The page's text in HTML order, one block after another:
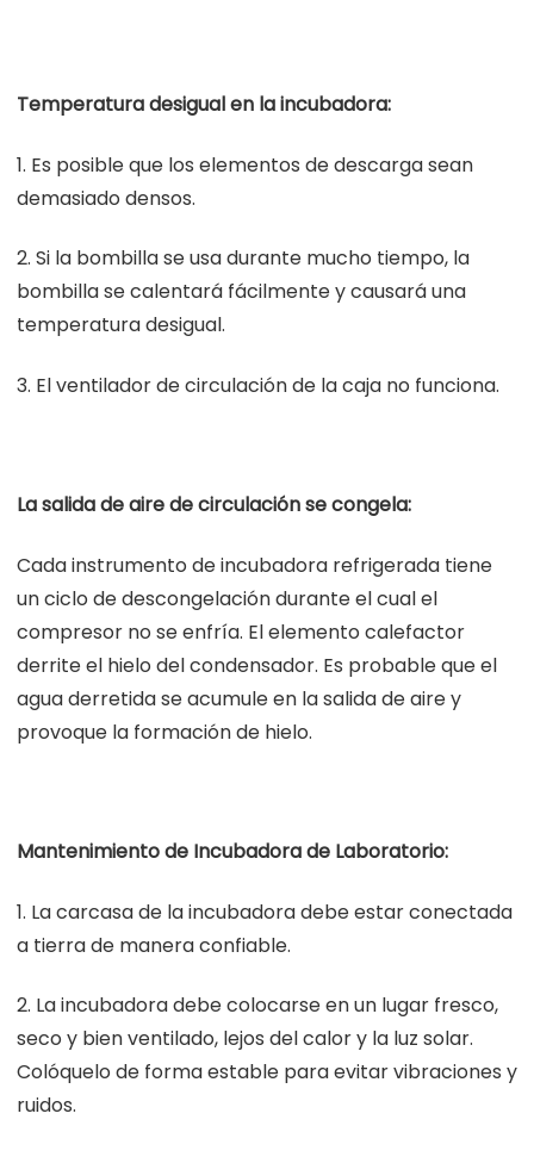
Temperatura desigual en la incubadora:
1. Es posible que los elementos de descarga sean
demasiado densos.
2. Si la bombilla se usa durante mucho tiempo, la
bombilla se calentará fácilmente y causará una
temperatura desigual.
3. El ventilador de circulación de la caja no funciona.
La salida de aire de circulación se congela:
Cada instrumento de incubadora refrigerada tiene
un ciclo de descongelación durante el cual el
compresor no se enfría. El elemento calefactor
derrite el hielo del condensador. Es probable que el
agua derretida se acumule en la salida de aire y
provoque la formación de hielo.
Mantenimiento de Incubadora de Laboratorio:
1. La carcasa de la incubadora debe estar conectada
a tierra de manera confiable.
2. La incubadora debe colocarse en un lugar fresco,
seco y bien ventilado, lejos del calor y la luz solar.
Colóquelo de forma estable para evitar vibraciones y
ruidos.